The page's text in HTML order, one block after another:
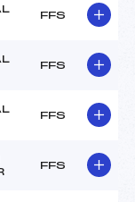
FFS
FFS
FFS
FFS